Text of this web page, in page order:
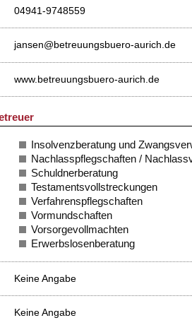
04941-9748559
jansen@betreuungsbuero-aurich.de
www.betreuungsbuero-aurich.de
Insolvenzberatung und
Nachlasspflegschaften /
Schuldnerberatung
Testamentsvollstreckungen
Verfahrenspflegschaften
Vormundschaften
Vorsorgevollmachten
Erwerbslosenberatung
Keine Angabe
Keine Angabe